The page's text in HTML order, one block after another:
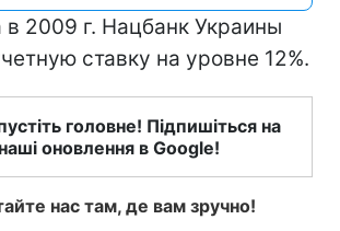
2009 г. Нацбанк Украины
ставку на уровне 12%.
головне! Підпишіться на
наші оновлення в Google!
нас там, де вам зручно!